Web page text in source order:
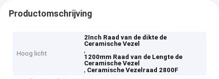
Productomschrijving
Hoog licht
2Inch Raad van de dikte de
Ceramische Vezel
,
1200mm Raad van de Lengte de
Ceramische Vezel
, Ceramische Vezelraad 2800F